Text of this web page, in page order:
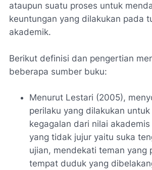
ataupun suatu proses untuk
keuntungan yang dilakukan pada
akademik.
Berikut definisi dan pengertian
beberapa sumber buku:
Menurut Lestari (2005),
perilaku yang dilakukan
kegagalan dari nilai
yang tidak jujur yaitu suka
ujian, mendekati teman yang
tempat duduk yang